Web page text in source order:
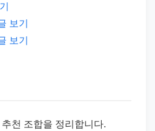
보기
보기
천 조합을 정리합니다.